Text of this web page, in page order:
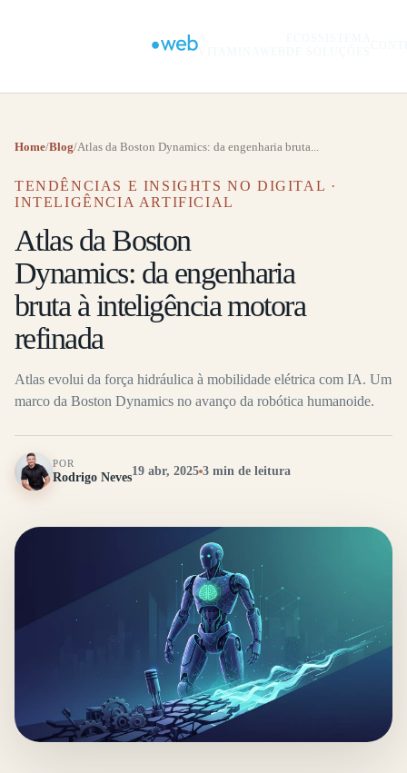
Home/Blog/Atlas da Boston Dynamics: da engenharia bruta...
TENDÊNCIAS E INSIGHTS NO DIGITAL ·
INTELIGÊNCIA ARTIFICIAL
Atlas da Boston
Dynamics: da engenharia
bruta à inteligência motora
refinada
Atlas evolui da força hidráulica à mobilidade elétrica com IA. Um
marco da Boston Dynamics no avanço da robótica humanoide.
POR
Rodrigo Neves19 abr, 2025 3 min de leitura